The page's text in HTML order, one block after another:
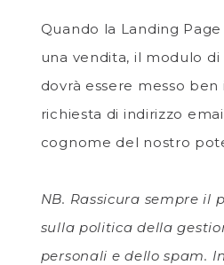
Quando la Landing
una vendita, il modulo
dovrà essere messo ben
richiesta di indirizzo
cognome del nostro
NB. Rassicura sempre il
sulla politica della
personali e dello spam.